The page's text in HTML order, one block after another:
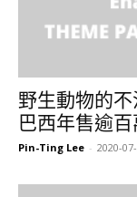
野生動物的
巴西年售逾百
Pin-Ting Lee - 2020-